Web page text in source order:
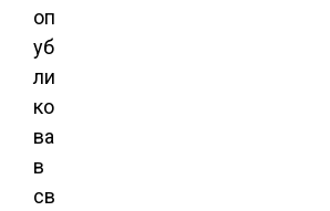
оп
уб
ли
ко
ва
в
св